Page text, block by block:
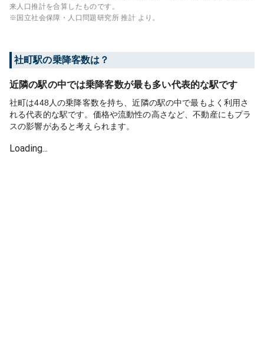
来人口推計を合算したものです。
※国立社会保障・人口問題研究所 推計 より。
社町駅の乗降客数は？
近隣の駅の中では乗降客数が最も多い代表的な駅です
社町は448人の乗降客数を持ち、近隣の駅の中で最もよく利用さ
れる代表的な駅です。価格や流動性の高さなど、不動産にもプラ
スの影響があると考えられます。
Loading...